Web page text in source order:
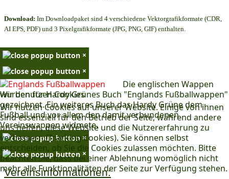
Wir benutzen Cookies
Wir nutzen Cookies auf unserer Website. Einige von ihnen
sind essenziell für den Betrieb der Seite, während andere
uns helfen, diese Website und die Nutzererfahrung zu
verbessern (Tracking Cookies). Sie können selbst
entscheiden, ob Sie die Cookies zulassen möchten. Bitte
beachten Sie, dass bei einer Ablehnung womöglich nicht
mehr alle Funktionalitäten der Seite zur Verfügung stehen.
Download: Im Downloadpaket sind 4 verschiedene Vektorgrafikformate (CDR,
AI EPS, PDF) und 3 Pixelgrafikformate (JPG, PNG, GIF) enthalten.
×
×
Die englischen Wappen
wurden für Hardy Grünes Buch "Englands Fußballwappen"
gezeichnet. Ein weiteres Buch das Hardy Grüne dem
Fußball und vor allem den damit verbundenen
Vereinswappen widmete.
×
×
Vereinsinformationen: